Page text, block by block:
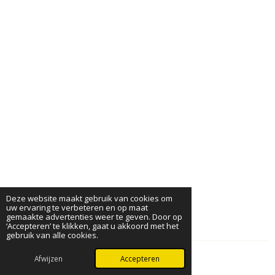
Deze website maakt gebruik van cookies om
uw ervaring te verbeteren en op maat
gemaakte advertenties weer te geven. Door op
‘Accepteren’ te klikken, gaat u akkoord met het
gebruik van alle cookies.
Afwijzen Accepteren
© 2024 - 2026 BabyVibe